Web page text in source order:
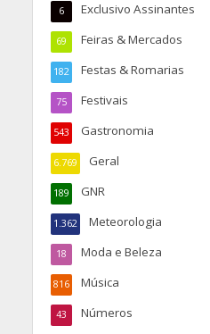
Exclusivo Assinantes
6
Feiras & Mercados
69
Festas & Romarias
182
Festivais
75
Gastronomia
543
Geral
6.769
GNR
189
Meteorologia
1.362
Moda e Beleza
18
Música
816
Números
43